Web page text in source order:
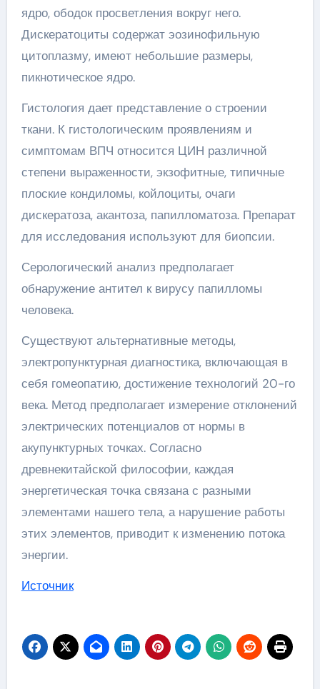
ядро, ободок просветления вокруг него.
Дискератоциты содержат эозинофильную
цитоплазму, имеют небольшие размеры,
пикнотическое ядро.
Гистология дает представление о строении
ткани. К гистологическим проявлениям и
симптомам ВПЧ относится ЦИН различной
степени выраженности, экзофитные, типичные
плоские кондиломы, койлоциты, очаги
дискератоза, акантоза, папилломатоза. Препарат
для исследования используют для биопсии.
Серологический анализ предполагает
обнаружение антител к вирусу папилломы
человека.
Существуют альтернативные методы,
электропунктурная диагностика, включающая в
себя гомеопатию, достижение технологий 20-го
века. Метод предполагает измерение отклонений
электрических потенциалов от нормы в
акупунктурных точках. Согласно
древнекитайской философии, каждая
энергетическая точка связана с разными
элементами нашего тела, а нарушение работы
этих элементов, приводит к изменению потока
энергии.
Источник